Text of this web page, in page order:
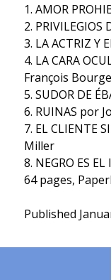
1. AMOR
2.
3. LA ACTRIZ Y
4. LA CARA
François
5. SUDOR DE
6. RUINAS por
7. EL CLIENTE
Miller
8. NEGRO ES
64 pages,
Published